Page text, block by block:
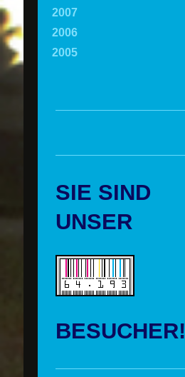
2007
2006
2005
SIE SIND
UNSER
BESUCHER!